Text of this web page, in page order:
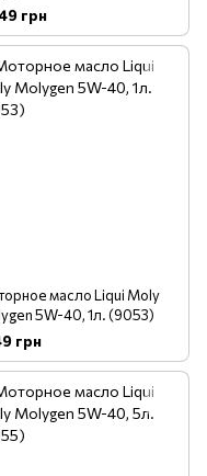
грн
масло Liqui Moly
5W-40, 1л. (9053)
грн